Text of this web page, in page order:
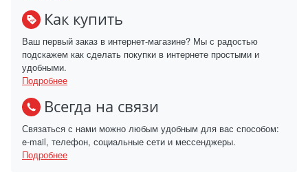
Как купить
Ваш первый заказ в интернет-магазине? Мы с радостью
подскажем как сделать покупки в интернете простыми и
удобными.
Подробнее
Всегда на связи
Связаться с нами можно любым удобным для вас способом:
e-mail, телефон, социальные сети и мессенджеры.
Подробнее